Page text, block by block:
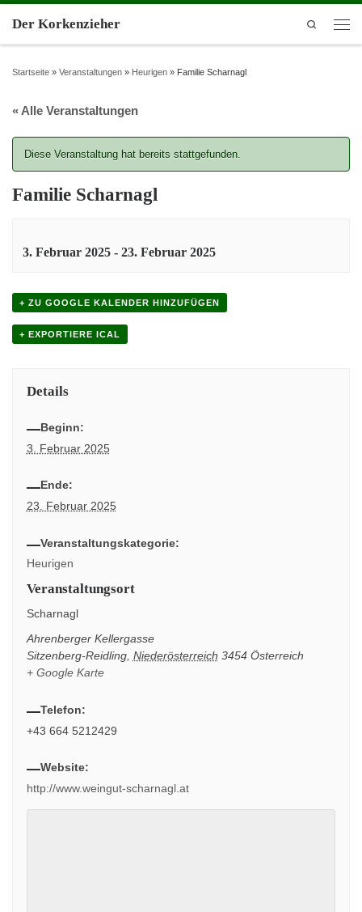
Der Korkenzieher Search
Startseite » Veranstaltungen » Heurigen » Familie Scharnagl
« Alle Veranstaltungen
Diese Veranstaltung hat bereits stattgefunden.
Familie Scharnagl
3. Februar 2025 - 23. Februar 2025
+ ZU GOOGLE KALENDER HINZUFÜGEN
+ EXPORTIERE ICAL
Details
Beginn:
3. Februar 2025
Ende:
23. Februar 2025
Veranstaltungskategorie:
Heurigen
Veranstaltungsort
Scharnagl
Ahrenberger Kellergasse
Sitzenberg-Reidling, Niederösterreich 3454 Österreich
+ Google Karte
Telefon:
+43 664 5212429
Website:
http://www.weingut-scharnagl.at